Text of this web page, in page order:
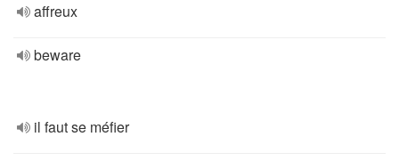
affreux
beware
il faut se méfier